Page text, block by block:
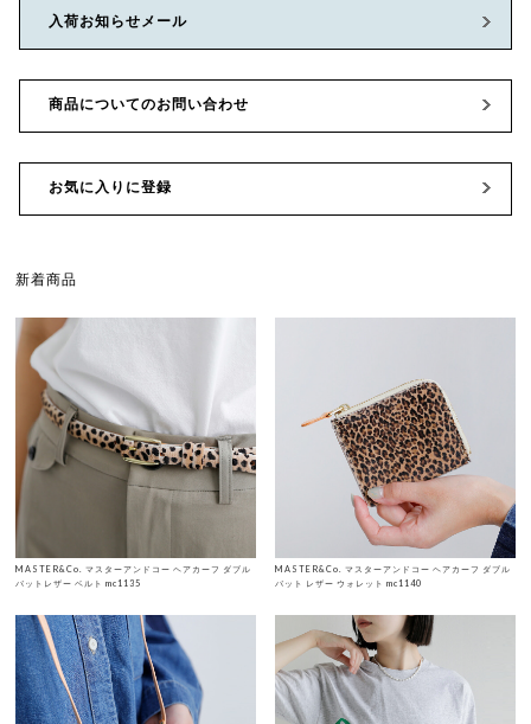
入荷お知らせメール
商品についてのお問い合わせ
お気に入りに登録
新着商品
MASTER&Co. マスターアンドコー ヘアカーフ ダブル
バットレザー ベルト mc1135
MASTER&Co. マスターアンドコー ヘアカーフ ダブル
バット レザー ウォレット mc1140